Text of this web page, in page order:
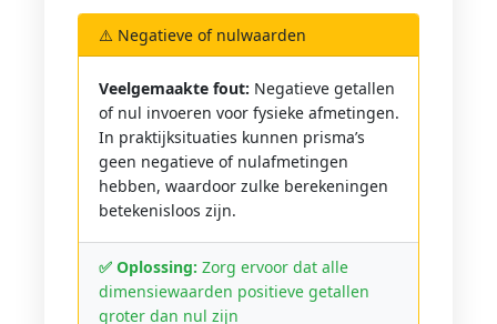
⚠️ Negatieve of nulwaarden
Veelgemaakte fout: Negatieve getallen
of nul invoeren voor fysieke afmetingen.
In praktijksituaties kunnen prisma’s
geen negatieve of nulafmetingen
hebben, waardoor zulke berekeningen
betekenisloos zijn.
✅ Oplossing: Zorg ervoor dat alle
dimensiewaarden positieve getallen
groter dan nul zijn